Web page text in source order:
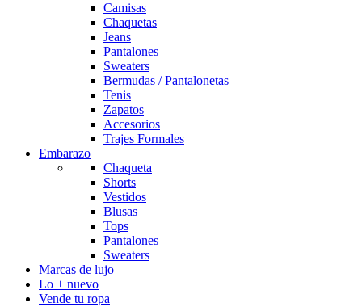
Camisas
Chaquetas
Jeans
Pantalones
Sweaters
Bermudas / Pantalonetas
Tenis
Zapatos
Accesorios
Trajes Formales
Embarazo
Chaqueta
Shorts
Vestidos
Blusas
Tops
Pantalones
Sweaters
Marcas de lujo
Lo + nuevo
Vende tu ropa